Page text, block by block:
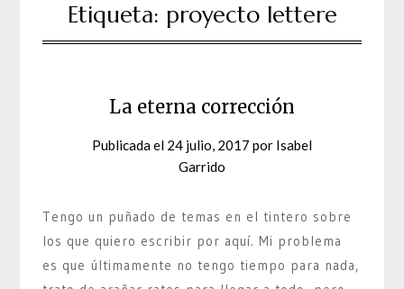
Etiqueta: proyecto lettere
La eterna corrección
Publicada el 24 julio, 2017 por Isabel
Garrido
Tengo un puñado de temas en el tintero sobre
los que quiero escribir por aquí. Mi problema
es que últimamente no tengo tiempo para nada,